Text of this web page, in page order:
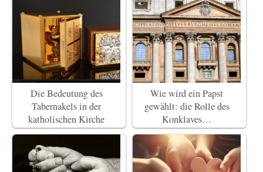
Die Bedeutung des
Tabernakels in der
katholischen Kirche
Wie wird ein Papst
gewählt: die Rolle des
Konklaves…